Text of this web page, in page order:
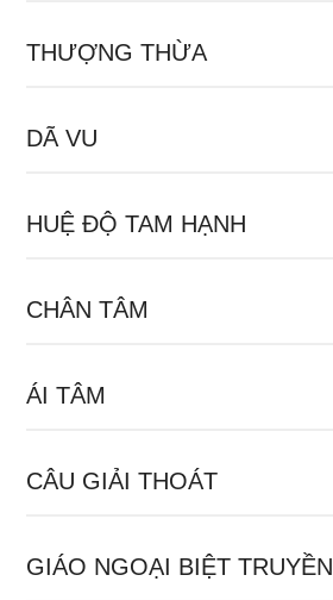
THƯỢNG THỪA
DÃ VU
HUỆ ĐỘ TAM HẠNH
CHÂN TÂM
ÁI TÂM
CÂU GIẢI THOÁT
GIÁO NGOẠI BIỆT TRUYỀN